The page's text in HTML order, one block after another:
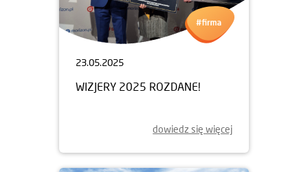
23.05.2025
WIZJERY 2025 ROZDANE!
dowiedz się więcej